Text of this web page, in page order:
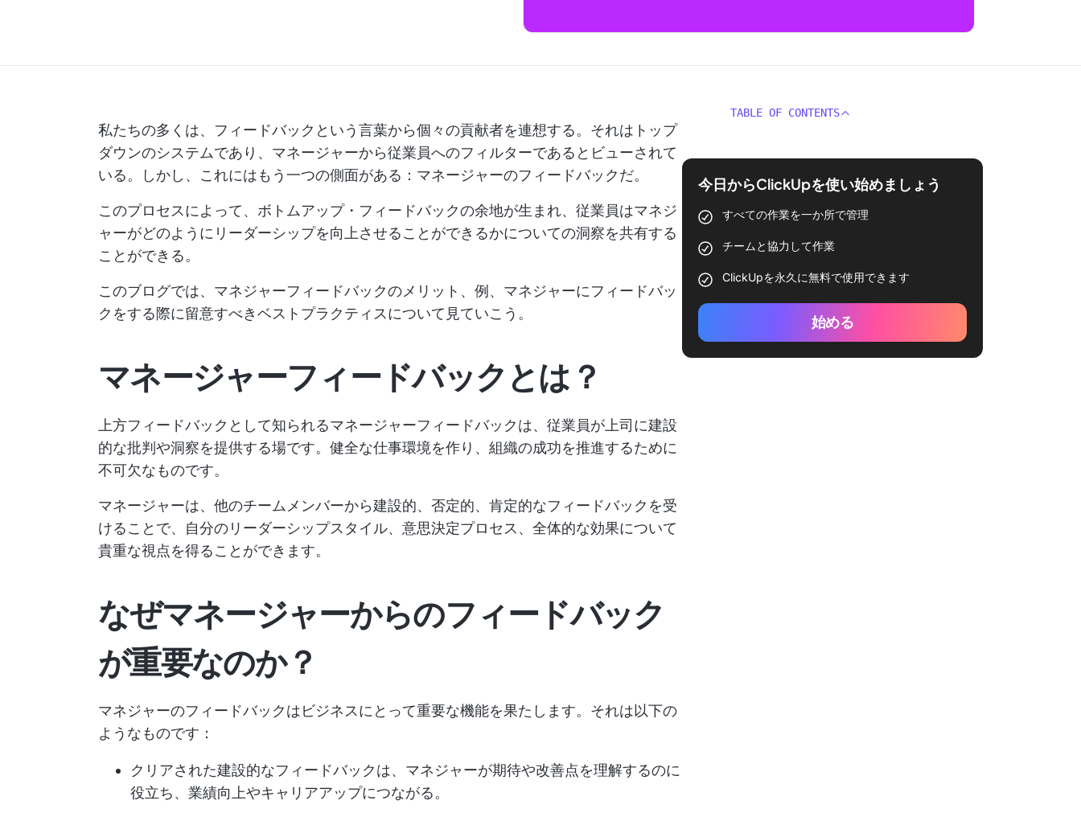
私たちの多くは、フィードバックという言葉から個々の貢献者を連想する。それはトップ
ダウンのシステムであり、マネージャーから従業員へのフィルターであるとビューされて
いる。しかし、これにはもう一つの側面がある：マネージャーのフィードバックだ。
このプロセスによって、ボトムアップ・フィードバックの余地が生まれ、従業員はマネジ
ャーがどのようにリーダーシップを向上させることができるかについての洞察を共有する
ことができる。
このブログでは、マネジャーフィードバックのメリット、例、マネジャーにフィードバッ
クをする際に留意すべきベストプラクティスについて見ていこう。
マネージャーフィードバックとは？
上方フィードバックとして知られるマネージャーフィードバックは、従業員が上司に建設
的な批判や洞察を提供する場です。健全な仕事環境を作り、組織の成功を推進するために
不可欠なものです。
マネージャーは、他のチームメンバーから建設的、否定的、肯定的なフィードバックを受
けることで、自分のリーダーシップスタイル、意思決定プロセス、全体的な効果について
貴重な視点を得ることができます。
なぜマネージャーからのフィードバック
が重要なのか？
マネジャーのフィードバックはビジネスにとって重要な機能を果たします。それは以下の
ようなものです：
クリアされた建設的なフィードバックは、マネジャーが期待や改善点を理解するのに
役立ち、業績向上やキャリアアップにつながる。
TABLE OF CONTENTS
今日からClickUpを使い始めましょう
すべての作業を一か所で管理
チームと協力して作業
ClickUpを永久に無料で使用できます
始める